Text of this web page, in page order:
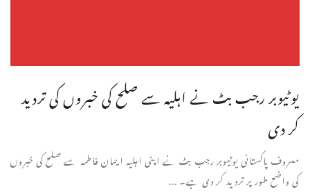
یوٹیوبر رجب بٹ نے اہلیہ سے صلح کی خبروں کی تردید
کر دی
معروف پاکستانی یوٹیوبر رجب بٹ نے اپنی اہلیہ ایمان فاطمہ سے صلح کی خبروں
کی واضح طور پر تردید کر دی ہے۔ ...